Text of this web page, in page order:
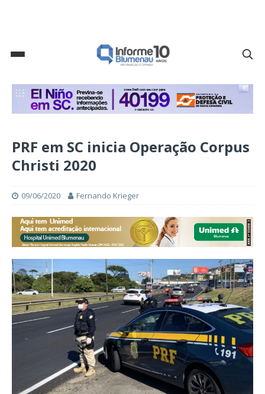
PRF em SC inicia Operação Corpus
Christi 2020
09/06/2020 Fernando Krieger